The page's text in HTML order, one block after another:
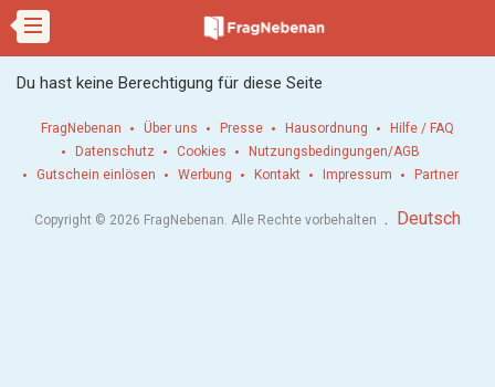
Du hast keine Berechtigung für diese Seite
FragNebenan Über uns Presse Hausordnung
Hilfe / FAQ
Datenschutz
Cookies
Nutzungsbedingungen/AGB
Gutschein einlösen
Werbung Kontakt Impressum Partner
Copyright © 2026 FragNebenan. Alle Rechte vorbehalten . Deutsch